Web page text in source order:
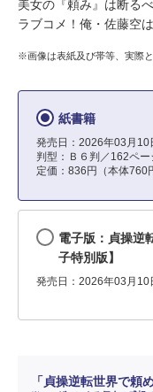
美女の『頼み』は断る
ラブコメ！俺・佐藤空
※画像は表紙及び帯等、実際
紙書籍
発売日：2026年03月10
判型：Ｂ６判／162ペー
定価：836円（本体760
電子版：貞操逆
子特別版】
発売日：2026年03月10
「貞操逆転世界で頼